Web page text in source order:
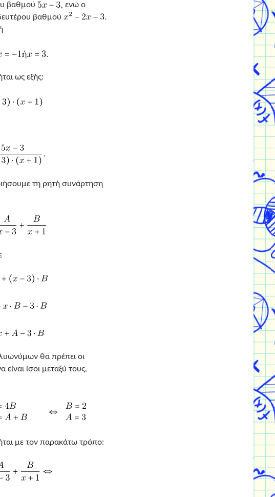
βαθμού
ενώ ο
βαθμού
ως εξής:
τη ρητή συνάρτηση
θα πρέπει οι
ίσοι μεταξύ τους,
με τον παρακάτω τρόπο: